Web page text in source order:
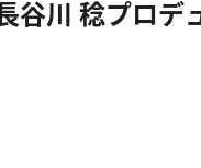
谷川 稔プロデ